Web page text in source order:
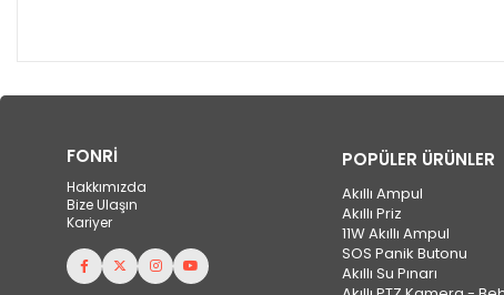
FONRİ
Hakkımızda
Bize Ulaşın
Kariyer
POPÜLER ÜRÜNLER
Akıllı Ampul
Akıllı Priz
11W Akıllı Ampul
SOS Panik Butonu
Akıllı Su Pınarı